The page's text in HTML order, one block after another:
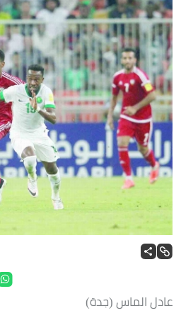
عادل الماس (جدة)